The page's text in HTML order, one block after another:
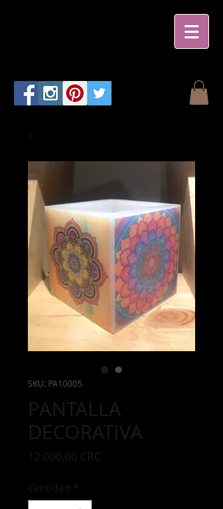
SKU: PA10005
PANTALLA
DECORATIVA
12.000,00 CRC
Cantidad *